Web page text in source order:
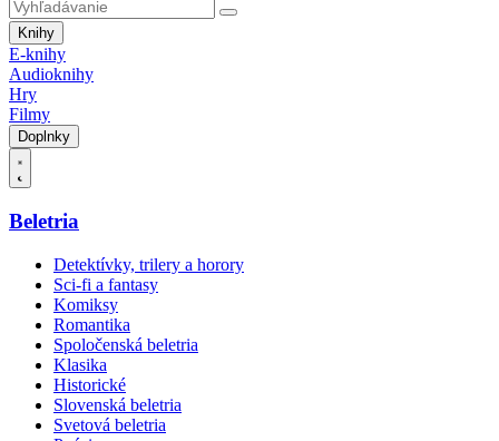
Knihy
E-knihy
Audioknihy
Hry
Filmy
Doplnky
Beletria
Detektívky, trilery a horory
Sci-fi a fantasy
Komiksy
Romantika
Spoločenská beletria
Klasika
Historické
Slovenská beletria
Svetová beletria